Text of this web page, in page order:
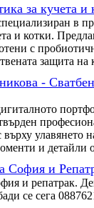
за кучета и
в
и котки.
с
защита на
-
улавянето
и детайли
София и
и репатрак.
се сега